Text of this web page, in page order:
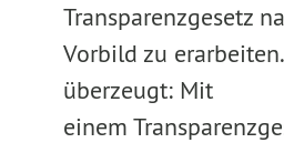
Transparenzgesetz
Vorbild zu
überzeugt: Mit
einem